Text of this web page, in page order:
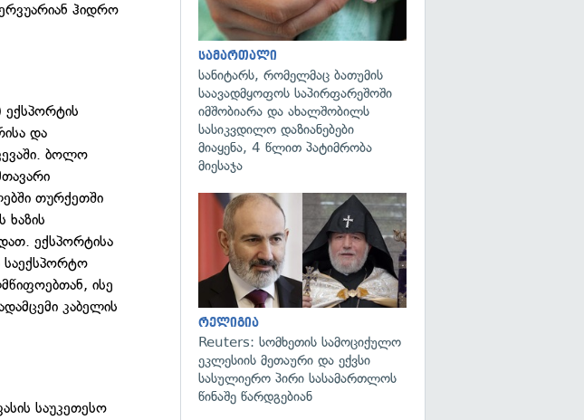
ჰიდრო
და
ბოლო
თურქეთში
ექსპორტისა
საექსპორტო
ისე
კაბელის
საუკეთესო
სამართალი
სანიტარს, რომელმაც ბათუმის
საავადმყოფოს საპირფარეშოში
იმშობიარა და ახალშობილს
სასიკვდილო დაზიანებები
მიაყენა, 4 წლით პატიმრობა
მიესაჯა
რელიგია
Reuters: სომხეთის სამოციქულო
ეკლესიის მეთაური და ექვსი
სასულიერო პირი სასამართლოს
წინაშე წარდგებიან